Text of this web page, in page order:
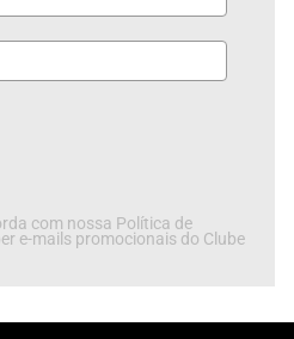
com nossa Política de
e-mails promocionais do Clube